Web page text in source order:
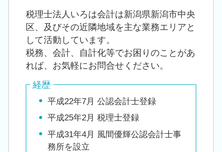
税理士法人いろは会計は新潟県新潟市中央
区、及びその近隣地域を主な業務エリアと
して活動しています。
税務、会計、自計化等でお困りのことがあ
れば、お気軽にお問合せください。
経歴
平成22年7月 公認会計士登録
平成25年2月 税理士登録
平成31年4月 風間優輝公認会計士事
務所を設立